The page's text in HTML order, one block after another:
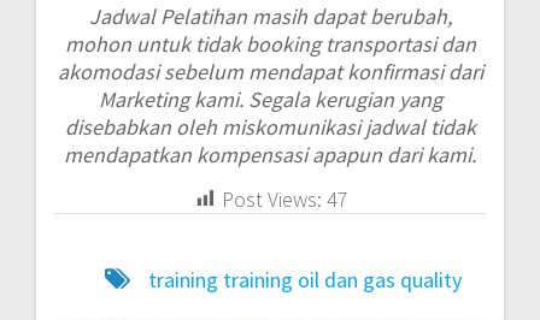
Jadwal Pelatihan masih dapat berubah,
mohon untuk tidak booking transportasi dan
akomodasi sebelum mendapat konfirmasi dari
Marketing kami. Segala kerugian yang
disebabkan oleh miskomunikasi jadwal tidak
mendapatkan kompensasi apapun dari kami.
Post Views: 47
training training oil dan gas quality